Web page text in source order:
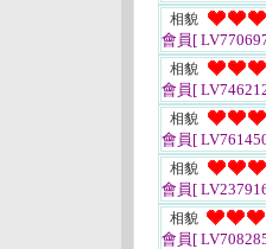
相貌
會員[
相貌
會員[
相貌
會員[
相貌
會員[
相貌
會員[